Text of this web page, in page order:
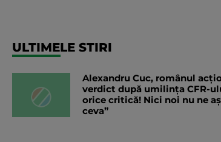
ULTIMELE STIRI
Alexandru Cuc, românul
verdict după umilința CFR-
orice critică! Nici noi nu ne
ceva”